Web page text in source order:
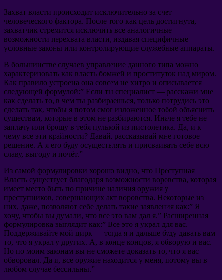
Захват власти происходит исключительно за счет
человеческого фактора. После того как цель достигнута,
захватчик стремится исключить все аналогичные
возможности перехвата власти, издавая специфичные
условные законы или контролирующие служебные аппараты.
В большинстве случаев управление данного типа можно
характеризовать как власть бомжей и проституток над миром.
Как правило устроена она совсем не хитро и описывается
следующей формулой:” Если ты специалист — расскажи мне
как сделать то, в чем ты разбираешься, только потрудись это
сделать так, чтобы я потом смог изложенное тобой объяснить
существам, которые в этом не разбираются. Иначе я тебе не
заплачу или брошу в тебя пулькой из пистолетика. Да, и к
чему все эти крайности? Давай, рассказывай мне готовое
решение. А я его буду осуществлять и присваивать себе всю
славу, выгоду и почёт.”
Из самой формулировки хорошо видно, что Преступная
Власть существует благодаря возможности воровства, которая
имеет место быть по причине наличия оружия у
преступников, совершающих акт воровства. Некоторые из
них, даже, позволяют себе делать такие заявления как:” Я
хочу, чтобы вы думали, что все это вам дал я.” Расширенная
формулировка выглядит как:” Все это я украл для вас.
Поддерживайте мой цирк — тогда я и дальше буду давать вам
то, что я украл у других. А, в конце концов, я обворую и вас.
Но по моим законам вы не сможете доказать то, что я вас
обворовал. Да и, все оружие находится у меня, потому вы в
любом случае бессильны.”